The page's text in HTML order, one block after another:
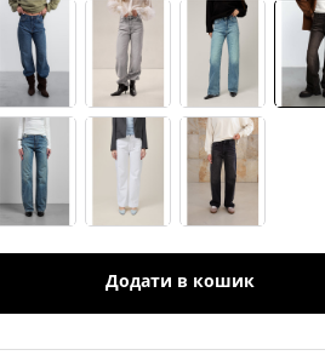
Додати в кошик